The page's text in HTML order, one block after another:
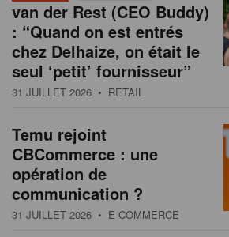
van der Rest (CEO Buddy)
: “Quand on est entrés
chez Delhaize, on était le
seul ‘petit’ fournisseur”
31 JUILLET 2026 • RETAIL
Temu rejoint
CBCommerce : une
opération de
communication ?
31 JUILLET 2026 • E-COMMERCE